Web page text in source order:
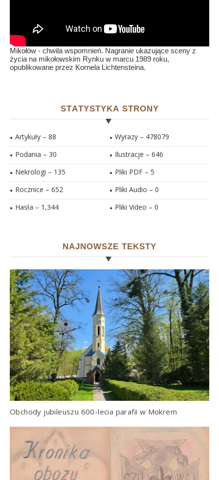
Mikołów - chwila wspomnień. Nagranie ukazujące sceny z
życia na mikołowskim Rynku w marcu 1989 roku,
opublikowane przez Kornela Lichtensteina.
STATYSTYKA STRONY
Artykuły – 88
Podania – 30
Nekrologi – 135
Rocznice – 652
Hasła – 1,344
Wyrazy – 478079
Ilustracje – 646
Pliki PDF – 5
Pliki Audio – 0
Pliki Video – 0
NAJNOWSZE TEKSTY
Obchody jubileuszu 600-lecia parafii w Mokrem